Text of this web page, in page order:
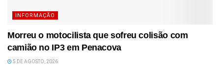
INFORMAÇÃO
Morreu o motocilista que sofreu colisão com
camião no IP3 em Penacova
5 DE AGOSTO, 2026